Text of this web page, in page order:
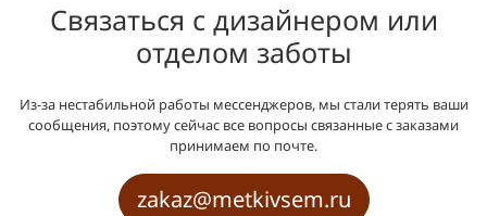
Связаться с дизайнером или
отделом заботы
Из-за нестабильной работы мессенджеров, мы стали терять ваши
сообщения, поэтому сейчас все вопросы связанные с заказами
принимаем по почте.
zakaz@metkivsem.ru